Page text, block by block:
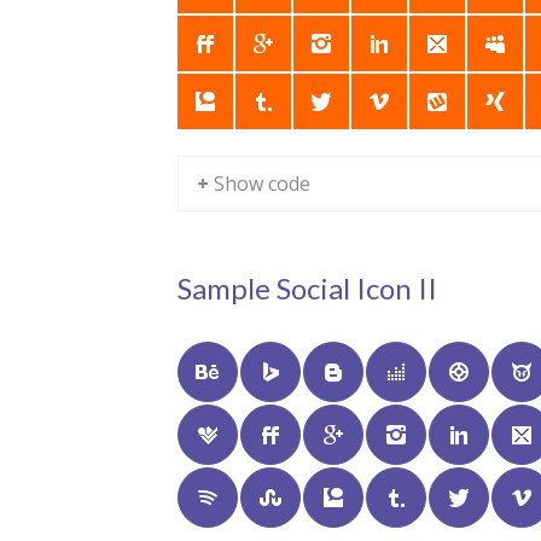
+ Show code
Sample Social Icon II